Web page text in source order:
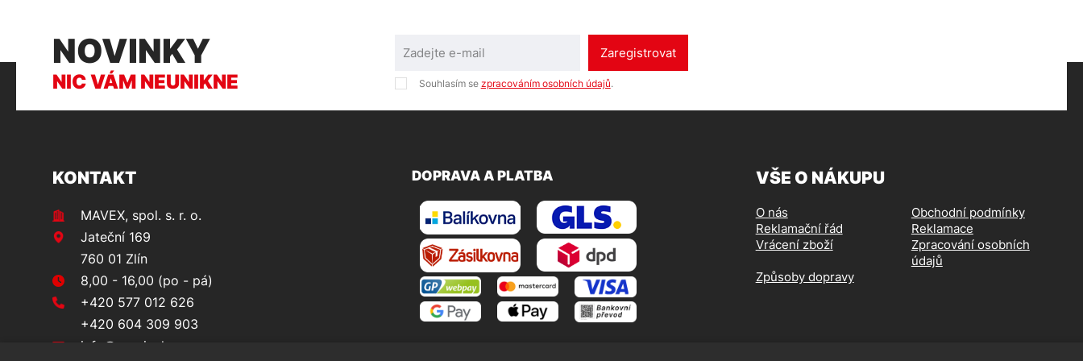
NOVINKY
NIC VÁM NEUNIKNE
Zaregistrovat
Souhlasím se zpracováním osobních údajů.
KONTAKT
MAVEX, spol. s. r. o.
Jateční 169
760 01 Zlín
8,00 - 16,00 (po - pá)
+420 577 012 626
+420 604 309 903
info@prvninakup.cz
DOPRAVA A PLATBA VŠE O NÁKUPU
O nás
Obchodní podmínky
Reklamační řád
Reklamace
Vrácení zboží
Zpracování osobních
údajů
Způsoby dopravy